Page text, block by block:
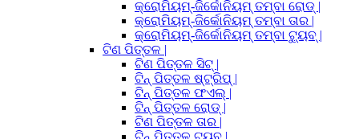
କ୍ରୋମିୟମ୍-ଜିର୍କୋନିୟମ୍ ତମ୍ବା ରୋଡ୍ |
କ୍ରୋମିୟମ୍-ଜିର୍କୋନିୟମ୍ ତମ୍ବା ତାର |
କ୍ରୋମିୟମ୍-ଜିର୍କୋନିୟମ୍ ତମ୍ବା ଟ୍ୟୁବ୍ |
ଟିଣ ପିତ୍ତଳ |
ଟିଣ ପିତ୍ତଳ ସିଟ୍ |
ଟିନ୍ ପିତ୍ତଳ ଷ୍ଟ୍ରିପ୍ |
ଟିନ୍ ପିତ୍ତଳ ଫଏଲ୍ |
ଟିନ୍ ପିତ୍ତଳ ରୋଡ୍ |
ଟିଣ ପିତ୍ତଳ ତାର |
ଟିନ୍ ପିତ୍ତଳ ଟ୍ୟୁବ୍ |